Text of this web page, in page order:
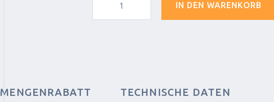
IN DEN WARENKORB
MENGENRABATT TECHNISCHE DATEN